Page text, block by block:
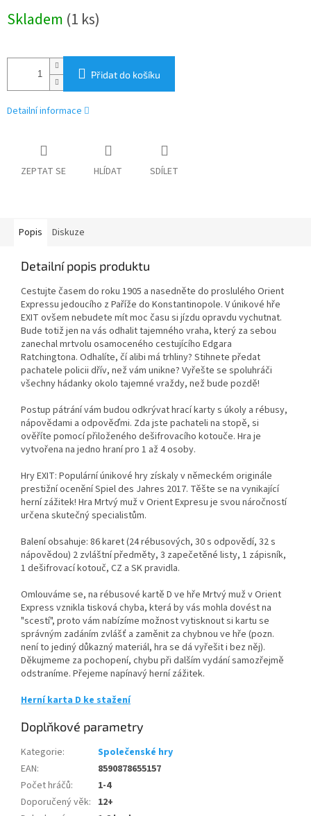
cena:
Skladem (1 ks)
Přidat do košíku
Detailní informace
ZEPTAT SE HLÍDAT SDÍLET
Popis Diskuze
Detailní popis produktu
Cestujte časem do roku 1905 a nasedněte do proslulého Orient
Expressu jedoucího z Paříže do Konstantinopole. V únikové hře
EXIT ovšem nebudete mít moc času si jízdu opravdu vychutnat.
Bude totiž jen na vás odhalit tajemného vraha, který za sebou
zanechal mrtvolu osamoceného cestujícího Edgara
Ratchingtona. Odhalíte, čí alibi má trhliny? Stihnete předat
pachatele policii dřív, než vám unikne? Vyřešte se spoluhráči
všechny hádanky okolo tajemné vraždy, než bude pozdě!
Postup pátrání vám budou odkrývat hrací karty s úkoly a rébusy,
nápovědami a odpověďmi. Zda jste pachateli na stopě, si
ověříte pomocí přiloženého dešifrovacího kotouče. Hra je
vytvořena na jedno hraní pro 1 až 4 osoby.
Hry EXIT: Populární únikové hry získaly v německém originále
prestižní ocenění Spiel des Jahres 2017. Těšte se na vynikající
herní zážitek! Hra Mrtvý muž v Orient Expresu je svou náročností
určena skutečný specialistům.
Balení obsahuje: 86 karet (24 rébusových, 30 s odpovědí, 32 s
nápovědou) 2 zvláštní předměty, 3 zapečetěné listy, 1 zápisník,
1 dešifrovací kotouč, CZ a SK pravidla.
Omlouváme se, na rébusové kartě D ve hře Mrtvý muž v Orient
Express vznikla tisková chyba, která by vás mohla dovést na
"scestí", proto vám nabízíme možnost vytisknout si kartu se
správným zadáním zvlášť a zaměnit za chybnou ve hře (pozn.
není to jediný důkazný materiál, hra se dá vyřešit i bez něj).
Děkujmeme za pochopení, chybu při dalším vydání samozřejmě
odstraníme. Přejeme napínavý herní zážitek.
Herní karta D ke stažení
Doplňkové parametry
Kategorie:
Společenské hry
EAN:
8590878655157
Počet hráčů:
1-4
Doporučený věk: 12+